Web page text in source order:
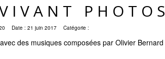
PHOTOS
Date : 21 juin 2017 Catégorie :
des musiques composées par Olivier Bernard